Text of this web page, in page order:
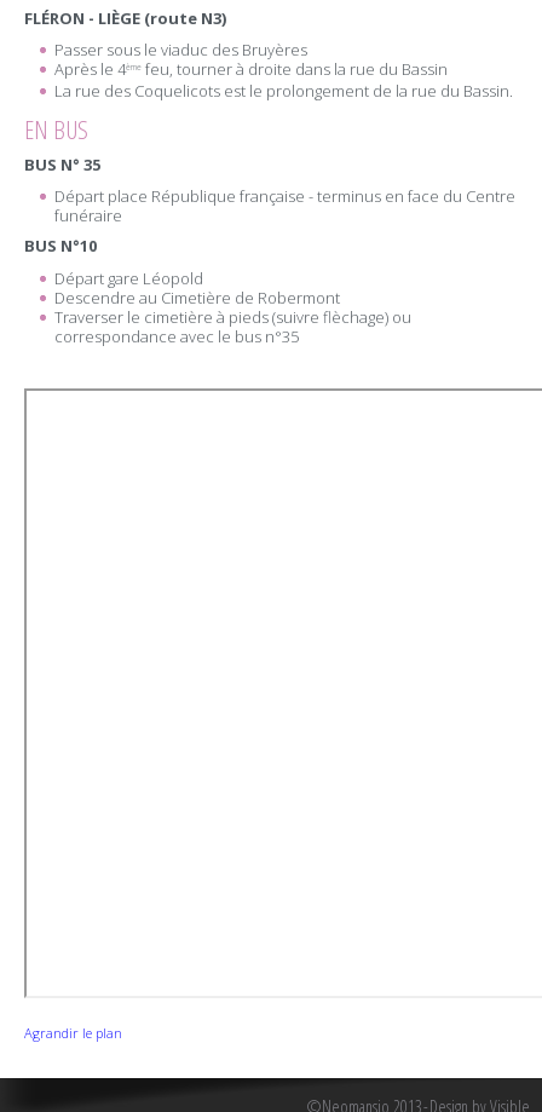
FLÉRON - LIÈGE (route N3)
Passer sous le viaduc des Bruyères
Après le 4ème feu, tourner à droite dans la rue du Bassin
La rue des Coquelicots est le prolongement de la rue du Bassin.
EN BUS
BUS N° 35
Départ place République française - terminus en face du Centre
funéraire
BUS N°10
Départ gare Léopold
Descendre au Cimetière de Robermont
Traverser le cimetière à pieds (suivre flèchage) ou
correspondance avec le bus n°35
Agrandir le plan
©Neomansio 2013 Design by Visible